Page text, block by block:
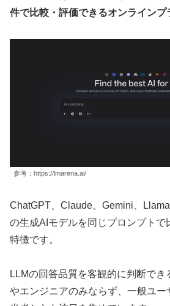
件で比較・評価できるオンラインプ
参考：https://lmarena.ai/
ChatGPT、Claude、Gemini、
の生成AIモデルを同じプロンプトで
特徴です。
LLMの回答品質を客観的に判断で
やエンジニアのみならず、一般ユー